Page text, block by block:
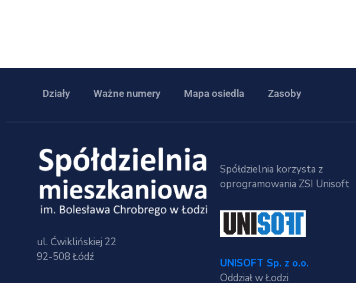
Działy Ważne numery Mapa osiedla Zasoby
ul. Ćwiklińskiej 22
92-508 Łódź
Spółdzielnia korzysta z
oprogramowania ZSI Unisoft
UNISOFT Sp. z o.o.
Oddział w Łodzi